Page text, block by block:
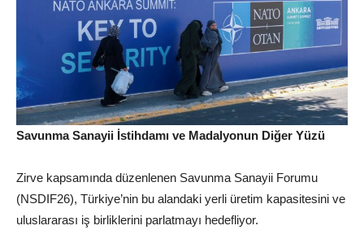
Savunma Sanayii İstihdamı ve Madalyonun Diğer Yüzü
Zirve kapsamında düzenlenen Savunma Sanayii Forumu
(NSDIF26), Türkiye’nin bu alandaki yerli üretim kapasitesini ve
uluslararası iş birliklerini parlatmayı hedefliyor.